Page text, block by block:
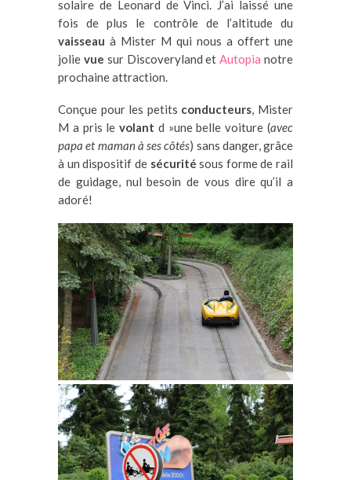
solaire de Leonard de Vinci. J’ai laissé une
fois de plus le contrôle de l’altitude du
vaisseau à Mister M qui nous a offert une
jolie vue sur Discoveryland etAutopia notre
prochaine attraction.
Conçue pour les petits conducteurs, Mister
M a pris levolant d »une belle voiture (avec
papa et maman à ses côtés) sans danger, grâce
à un dispositif de sécurité sous forme de rail
de guidage, nul besoin de vous dire qu’il a
adoré!